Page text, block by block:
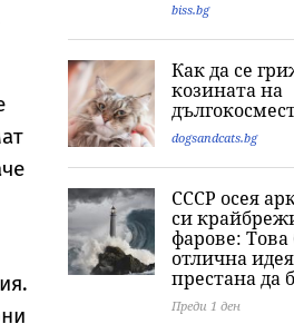
отекнаха в
Ормузкия проток,
танкер подаде
сигнал за инцидент
край Оман
Германия:
с дрона на
"сценарий
хибридна
biss.bg
Как да се
козината на
dogsandcats.bg
СССР осея
си
фарове:
отлична
престана да
Преди 1 ден